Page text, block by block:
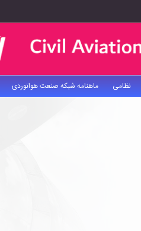
نظامی ماهنامه شبکه صنعت هوانوردی